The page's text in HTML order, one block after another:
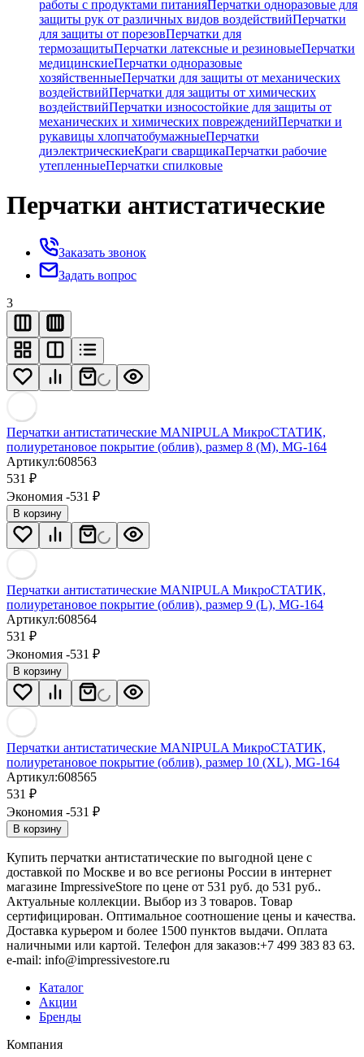
работы с продуктами питанияПерчатки одноразовые для
защиты рук от различных видов воздействийПерчатки
для защиты от порезовПерчатки для
термозащитыПерчатки латексные и резиновыеПерчатки
медицинскиеПерчатки одноразовые
хозяйственныеПерчатки для защиты от механических
воздействийПерчатки для защиты от химических
воздействийПерчатки износостойкие для защиты от
механических и химических поврежденийПерчатки и
рукавицы хлопчатобумажныеПерчатки
диэлектрическиеКраги сварщикаПерчатки рабочие
утепленныеПерчатки спилковые
Перчатки антистатические
Заказать звонок
Задать вопрос
3
Перчатки антистатические MANIPULA МикроСТАТИК,
полиуретановое покрытие (облив), размер 8 (M), MG-164
Артикул:608563
531 ₽
Экономия -531 ₽
В корзину
Перчатки антистатические MANIPULA МикроСТАТИК,
полиуретановое покрытие (облив), размер 9 (L), MG-164
Артикул:608564
531 ₽
Экономия -531 ₽
В корзину
Перчатки антистатические MANIPULA МикроСТАТИК,
полиуретановое покрытие (облив), размер 10 (XL), MG-164
Артикул:608565
531 ₽
Экономия -531 ₽
В корзину
Купить перчатки антистатические по выгодной цене с
доставкой по Москве и во все регионы России в интернет
магазине ImpressiveStore по цене от 531 руб. до 531 руб..
Актуальные коллекции. Выбор из 3 товаров. Товар
сертифицирован. Оптимальное соотношение цены и качества.
Доставка курьером и более 1500 пунктов выдачи. Оплата
наличными или картой. Телефон для заказов:+7 499 383 83 63.
e-mail: info@impressivestore.ru
Каталог
Акции
Бренды
Компания